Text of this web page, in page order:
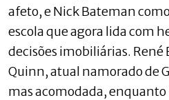
afeto, e Nick Bateman
escola que agora lida com
decisões imobiliárias. René
Quinn, atual namorado de
mas acomodada,